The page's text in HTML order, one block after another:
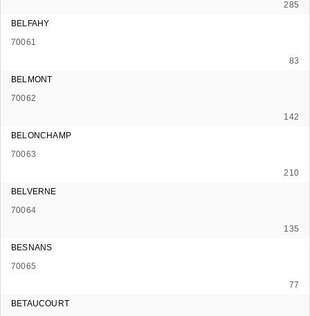
285
BELFAHY
70061
83
BELMONT
70062
142
BELONCHAMP
70063
210
BELVERNE
70064
135
BESNANS
70065
77
BETAUCOURT